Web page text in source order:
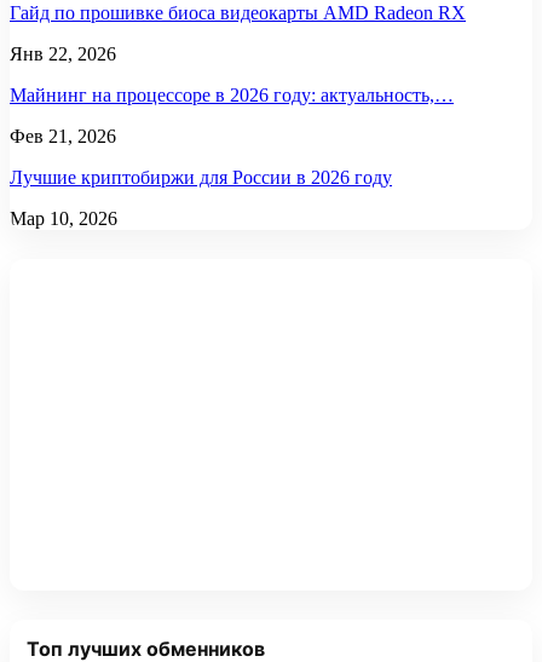
Гайд по прошивке биоса видеокарты AMD Radeon RX
Янв 22, 2026
Майнинг на процессоре в 2026 году: актуальность,…
Фев 21, 2026
Лучшие криптобиржи для России в 2026 году
Мар 10, 2026
Топ лучших обменников